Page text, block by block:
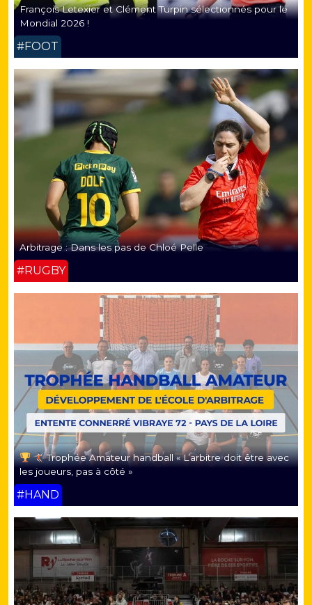
François Letexier et Clément Turpin sélectionnés pour le
Mondial 2026 !
#FOOT
Arbitrage : Dans les pas de Chloé Pelle
#RUGBY
Trophée Amateur handball « L’arbitre doit être avec
les joueurs, pas à côté »
#HAND